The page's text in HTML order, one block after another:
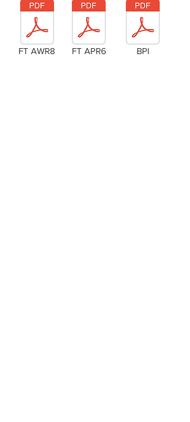
FT AWR8 FT APR6 BPI